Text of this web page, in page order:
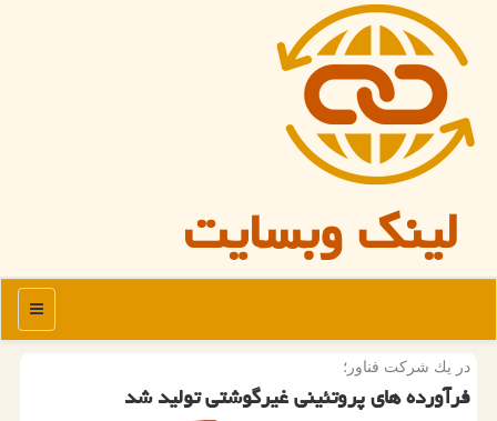
لینک وبسایت
منو
در یك شركت فناور؛
فرآورده های پروتئینی غیرگوشتی تولید شد